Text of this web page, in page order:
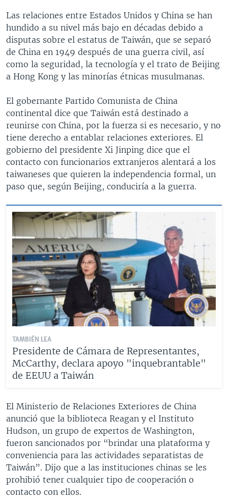
Las relaciones entre Estados Unidos y China se han
hundido a su nivel más bajo en décadas debido a
disputas sobre el estatus de Taiwán, que se separó
de China en 1949 después de una guerra civil, así
como la seguridad, la tecnología y el trato de Beijing
a Hong Kong y las minorías étnicas musulmanas.
El gobernante Partido Comunista de China
continental dice que Taiwán está destinado a
reunirse con China, por la fuerza si es necesario, y no
tiene derecho a entablar relaciones exteriores. El
gobierno del presidente Xi Jinping dice que el
contacto con funcionarios extranjeros alentará a los
taiwaneses que quieren la independencia formal, un
paso que, según Beijing, conduciría a la guerra.
TAMBIÉN LEA
Presidente de Cámara de Representantes,
McCarthy, declara apoyo "inquebrantable"
de EEUU a Taiwán
El Ministerio de Relaciones Exteriores de China
anunció que la biblioteca Reagan y el Instituto
Hudson, un grupo de expertos de Washington,
fueron sancionados por “brindar una plataforma y
conveniencia para las actividades separatistas de
Taiwán”. Dijo que a las instituciones chinas se les
prohibió tener cualquier tipo de cooperación o
contacto con ellos.